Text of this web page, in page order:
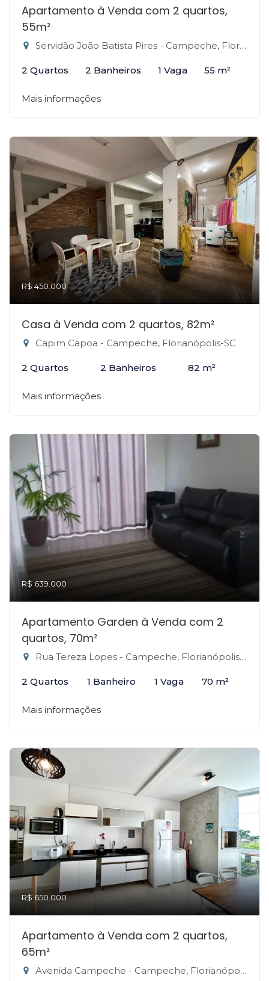
Apartamento à Venda com 2 quartos,
55m²
Servidão João Batista Pires - Campeche, Florianópolis-SC
2 Quartos 2 Banheiros 1 Vaga 55 m²
Mais informações
R$ 450.000
Casa à Venda com 2 quartos, 82m²
Capim Capoa - Campeche, Florianópolis-SC
2 Quartos 2 Banheiros 82 m²
Mais informações
R$ 639.000
Apartamento Garden à Venda com 2
quartos, 70m²
Rua Tereza Lopes - Campeche, Florianópolis-SC
2 Quartos 1 Banheiro 1 Vaga 70 m²
Mais informações
R$ 650.000
Apartamento à Venda com 2 quartos,
65m²
Avenida Campeche - Campeche, Florianópolis-SC